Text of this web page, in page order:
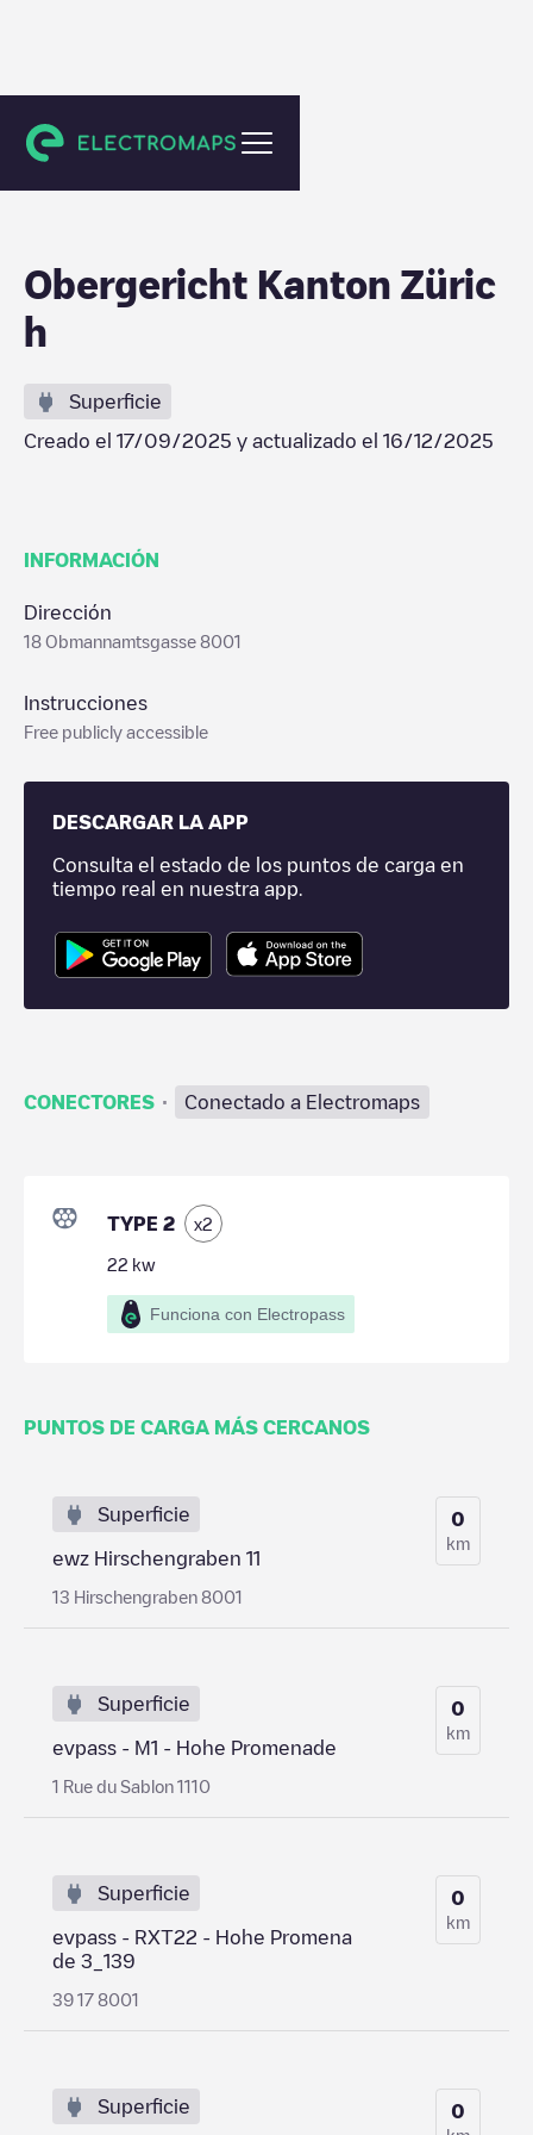
Zürich
Obergericht Kanton Züric
h
Superficie
Creado el 17/09/2025 y actualizado el 16/12/2025
INFORMACIÓN
Dirección
18 Obmannamtsgasse 8001
Instrucciones
Free publicly accessible
DESCARGAR LA APP
Consulta el estado de los puntos de carga en
tiempo real en nuestra app.
CONECTORES · Conectado a Electromaps
TYPE 2 x2
22 kw
Funciona con Electropass
PUNTOS DE CARGA MÁS CERCANOS
Superficie
ewz Hirschengraben 11
13 Hirschengraben 8001
0
km
Superficie
evpass - M1 - Hohe Promenade
1 Rue du Sablon 1110
0
km
Superficie
evpass - RXT22 - Hohe Promena
de 3_139
39 17 8001
0
km
Superficie 0